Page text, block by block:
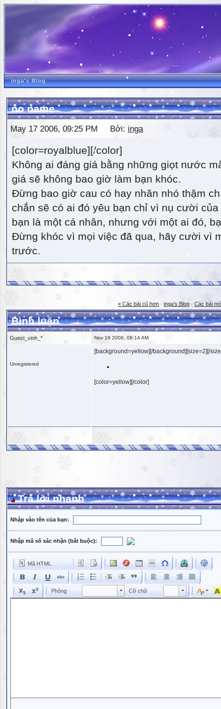
inga's Blog
no name
May 17 2006, 09:25 PM Bởi: inga
[color=royalblue][/color]
Không ai đáng giá bằng những giọt nước
giá sẽ không bao giờ làm bạn khóc.
Đừng bao giờ cau có hay nhăn nhó thậm
chắn sẽ có ai đó yêu bạn chỉ vì nụ cười
bạn là một cá nhân, nhưng với một ai đó,
Đừng khóc vì mọi việc đã qua, hãy cười vì
trước.
« Các bài cũ hơn · inga's Blog · Các bài
Bình luận
Guest_vinh_* Nov 19 2006, 08:14 AM
Unregistered
[background=yellow][/background][size=2][/
[color=yellow][/color]
Trả lời nhanh
Nhập vào tên của bạn:
Nhập mã số xác nhận (bắt buộc):
Mã HTML
Phông Phông Cỡ chữ Kích cỡ phông